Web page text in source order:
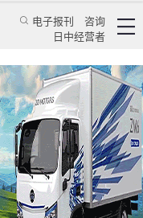
电子报刊
咨询
日中经营者